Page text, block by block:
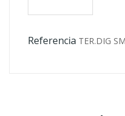
Referencia TER.DIG